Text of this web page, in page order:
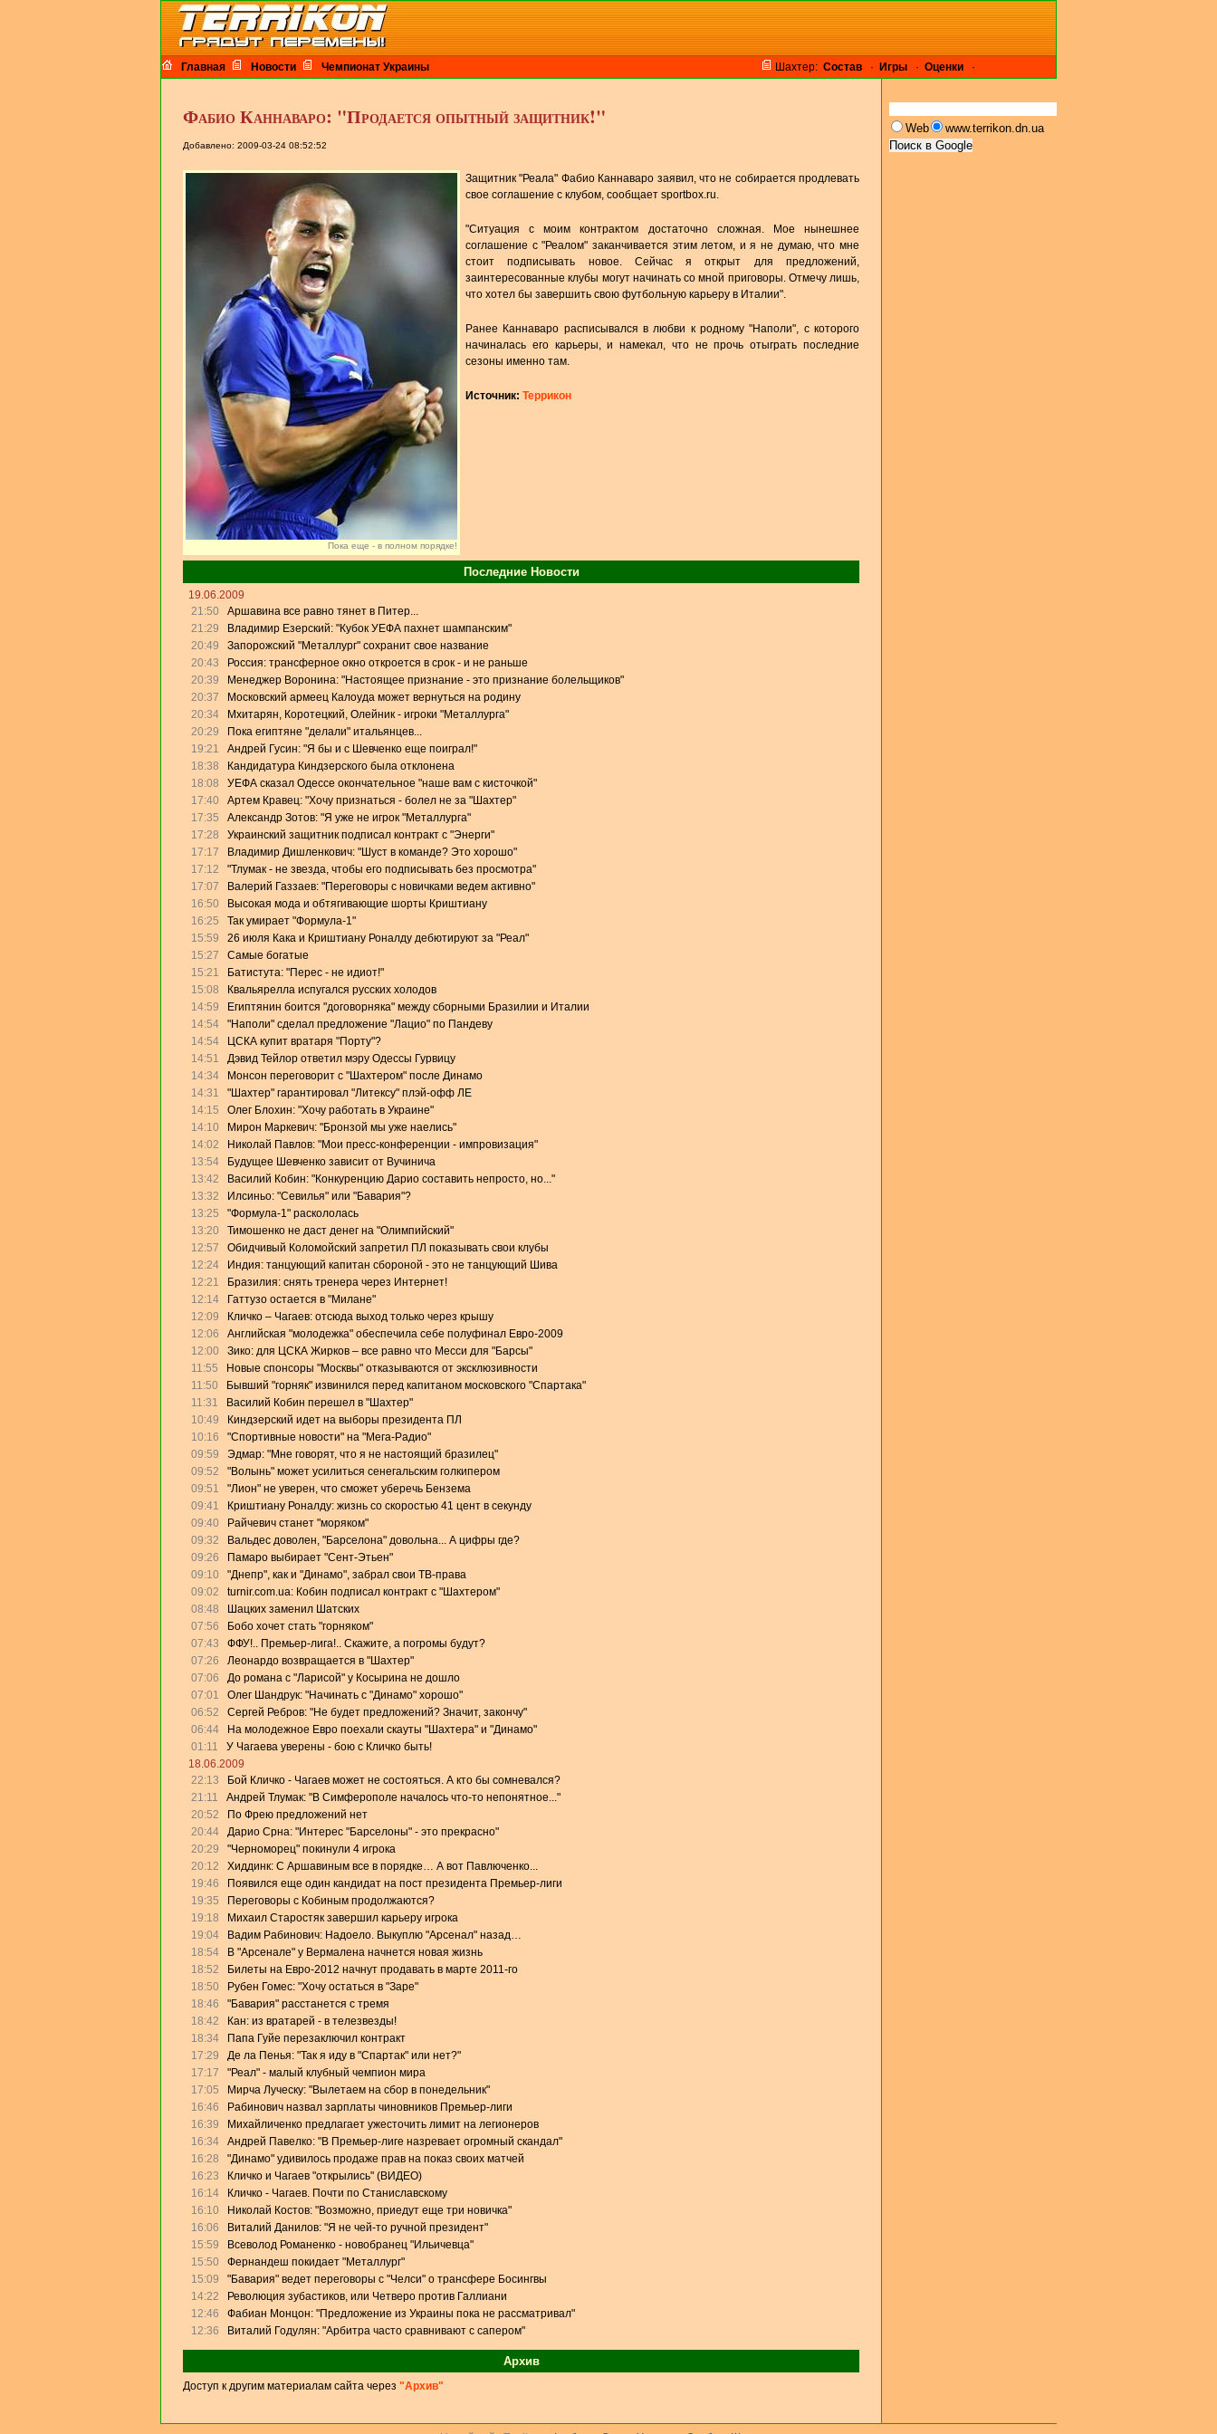
Главная Новости Чемпионат Украины Шахтер: Cостав · Игры · Оценки ·
Фабио Каннаваро: "Продается опытный защитник!"
Добавлено: 2009-03-24 08:52:52
Пока еще - в полном порядке!
Защитник "Реала" Фабио Каннаваро заявил, что не собирается продлевать
свое соглашение с клубом, сообщает sportbox.ru.
"Ситуация с моим контрактом достаточно сложная. Мое нынешнее
соглашение с "Реалом" заканчивается этим летом, и я не думаю, что мне
стоит подписывать новое. Сейчас я открыт для предложений,
заинтересованные клубы могут начинать со мной приговоры. Отмечу лишь,
что хотел бы завершить свою футбольную карьеру в Италии".
Ранее Каннаваро расписывался в любви к родному "Наполи", с которого
начиналась его карьеры, и намекал, что не прочь отыграть последние
сезоны именно там.
Источник: Террикон
Последние Новости
19.06.2009
21:50
Аршавина все равно тянет в Питер...
21:29
Владимир Езерский: "Кубок УЕФА пахнет шампанским"
20:49
Запорожский "Металлург" сохранит свое название
20:43
Россия: трансферное окно откроется в срок - и не раньше
20:39
Менеджер Воронина: "Настоящее признание - это признание болельщиков"
20:37
Московский армеец Калоуда может вернуться на родину
20:34
Мхитарян, Коротецкий, Олейник - игроки "Металлурга"
20:29
Пока египтяне "делали" итальянцев...
19:21
Андрей Гусин: "Я бы и с Шевченко еще поиграл!"
18:38
Кандидатура Киндзерского была отклонена
18:08
УЕФА сказал Одессе окончательное "наше вам с кисточкой"
17:40
Артем Кравец: "Хочу признаться - болел не за "Шахтер"
17:35
Александр Зотов: "Я уже не игрок "Металлурга"
17:28
Украинский защитник подписал контракт с "Энерги"
17:17
Владимир Дишленкович: "Шуст в команде? Это хорошо"
17:12
"Тлумак - не звезда, чтобы его подписывать без просмотра"
17:07
Валерий Газзаев: "Переговоры с новичками ведем активно"
16:50
Высокая мода и обтягивающие шорты Криштиану
16:25
Так умирает "Формула-1"
15:59
26 июля Кака и Криштиану Роналду дебютируют за "Реал"
15:27
Самые богатые
15:21
Батистута: "Перес - не идиот!"
15:08
Квальярелла испугался русских холодов
14:59
Египтянин боится "договорняка" между сборными Бразилии и Италии
14:54
"Наполи" сделал предложение "Лацио" по Пандеву
14:54
ЦСКА купит вратаря "Порту"?
14:51
Дэвид Тейлор ответил мэру Одессы Гурвицу
14:34
Монсон переговорит с "Шахтером" после Динамо
14:31
"Шахтер" гарантировал "Литексу" плэй-офф ЛЕ
14:15
Олег Блохин: "Хочу работать в Украине"
14:10
Мирон Маркевич: "Бронзой мы уже наелись"
14:02
Николай Павлов: "Мои пресс-конференции - импровизация"
13:54
Будущее Шевченко зависит от Вучинича
13:42
Василий Кобин: "Конкуренцию Дарио составить непросто, но..."
13:32
Илсиньо: "Севилья" или "Бавария"?
13:25
"Формула-1" раскололась
13:20
Тимошенко не даст денег на "Олимпийский"
12:57
Обидчивый Коломойский запретил ПЛ показывать свои клубы
12:24
Индия: танцующий капитан сбороной - это не танцующий Шива
12:21
Бразилия: снять тренера через Интернет!
12:14
Гаттузо остается в "Милане"
12:09
Кличко – Чагаев: отсюда выход только через крышу
12:06
Английская "молодежка" обеспечила себе полуфинал Евро-2009
12:00
Зико: для ЦСКА Жирков – все равно что Месси для "Барсы"
11:55
Новые спонсоры "Москвы" отказываются от эксклюзивности
11:50
Бывший "горняк" извинился перед капитаном московского "Спартака"
11:31
Василий Кобин перешел в "Шахтер"
10:49
Киндзерский идет на выборы президента ПЛ
10:16
"Спортивные новости" на "Мега-Радио"
09:59
Эдмар: "Мне говорят, что я не настоящий бразилец"
09:52
"Волынь" может усилиться сенегальским голкипером
09:51
"Лион" не уверен, что сможет уберечь Бензема
09:41
Криштиану Роналду: жизнь со скоростью 41 цент в секунду
09:40
Райчевич станет "моряком"
09:32
Вальдес доволен, "Барселона" довольна... А цифры где?
09:26
Памаро выбирает "Сент-Этьен"
09:10
"Днепр", как и "Динамо", забрал свои ТВ-права
09:02
turnir.com.ua: Кобин подписал контракт с "Шахтером"
08:48
Шацких заменил Шатских
07:56
Бобо хочет стать "горняком"
07:43
ФФУ!.. Премьер-лига!.. Скажите, а погромы будут?
07:26
Леонардо возвращается в "Шахтер"
07:06
До романа с "Ларисой" у Косырина не дошло
07:01
Олег Шандрук: "Начинать с "Динамо" хорошо"
06:52
Сергей Ребров: "Не будет предложений? Значит, закончу"
06:44
На молодежное Евро поехали скауты "Шахтера" и "Динамо"
01:11
У Чагаева уверены - бою с Кличко быть!
18.06.2009
22:13
Бой Кличко - Чагаев может не состояться. А кто бы сомневался?
21:11
Андрей Тлумак: "В Симферополе началось что-то непонятное..."
20:52
По Фрею предложений нет
20:44
Дарио Срна: "Интерес "Барселоны" - это прекрасно"
20:29
"Черноморец" покинули 4 игрока
20:12
Хиддинк: С Аршавиным все в порядке… А вот Павлюченко...
19:46
Появился еще один кандидат на пост президента Премьер-лиги
19:35
Переговоры с Кобиным продолжаются?
19:18
Михаил Старостяк завершил карьеру игрока
19:04
Вадим Рабинович: Надоело. Выкуплю "Арсенал" назад…
18:54
В "Арсенале" у Вермалена начнется новая жизнь
18:52
Билеты на Евро-2012 начнут продавать в марте 2011-го
18:50
Рубен Гомес: "Хочу остаться в "Заре"
18:46
"Бавария" расстанется с тремя
18:42
Кан: из вратарей - в телезвезды!
18:34
Папа Гуйе перезаключил контракт
17:29
Де ла Пенья: "Так я иду в "Спартак" или нет?"
17:17
"Реал" - малый клубный чемпион мира
17:05
Мирча Луческу: "Вылетаем на сбор в понедельник"
16:46
Рабинович назвал зарплаты чиновников Премьер-лиги
16:39
Михайличенко предлагает ужесточить лимит на легионеров
16:34
Андрей Павелко: "В Премьер-лиге назревает огромный скандал"
16:28
"Динамо" удивилось продаже прав на показ своих матчей
16:23
Кличко и Чагаев "открылись" (ВИДЕО)
16:14
Кличко - Чагаев. Почти по Станиславскому
16:10
Николай Костов: "Возможно, приедут еще три новичка"
16:06
Виталий Данилов: "Я не чей-то ручной президент"
15:59
Всеволод Романенко - новобранец "Ильичевца"
15:50
Фернандеш покидает "Металлург"
15:09
"Бавария" ведет переговоры с "Челси" о трансфере Босингвы
14:22
Революция зубастиков, или Четверо против Галлиани
12:46
Фабиан Монцон: "Предложение из Украины пока не рассматривал"
12:36
Виталий Годулян: "Арбитра часто сравнивают с сапером"
Архив
Доступ к другим материалам сайта через "Архив"
Web www.terrikon.dn.ua